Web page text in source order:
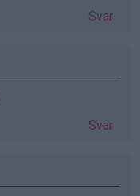
Svar
Svar